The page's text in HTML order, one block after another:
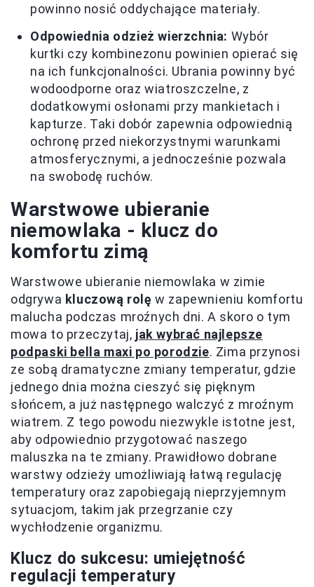
powinno nosić oddychające materiały.
Odpowiednia odzież wierzchnia: Wybór
kurtki czy kombinezonu powinien opierać się
na ich funkcjonalności. Ubrania powinny być
wodoodporne oraz wiatroszczelne, z
dodatkowymi osłonami przy mankietach i
kapturze. Taki dobór zapewnia odpowiednią
ochronę przed niekorzystnymi warunkami
atmosferycznymi, a jednocześnie pozwala
na swobodę ruchów.
Warstwowe ubieranie
niemowlaka - klucz do
komfortu zimą
Warstwowe ubieranie niemowlaka w zimie
odgrywa kluczową rolę w zapewnieniu komfortu
malucha podczas mroźnych dni. A skoro o tym
mowa to przeczytaj, jak wybrać najlepsze
podpaski bella maxi po porodzie. Zima przynosi
ze sobą dramatyczne zmiany temperatur, gdzie
jednego dnia można cieszyć się pięknym
słońcem, a już następnego walczyć z mroźnym
wiatrem. Z tego powodu niezwykle istotne jest,
aby odpowiednio przygotować naszego
maluszka na te zmiany. Prawidłowo dobrane
warstwy odzieży umożliwiają łatwą regulację
temperatury oraz zapobiegają nieprzyjemnym
sytuacjom, takim jak przegrzanie czy
wychłodzenie organizmu.
Klucz do sukcesu: umiejętność
regulacji temperatury